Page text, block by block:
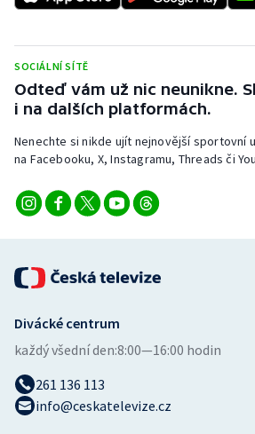
Volejbal
SOCIÁLNÍ SÍTĚ
Odteď vám už nic neunikne.
i na dalších platformách.
Nenechte si nikde ujít nejnovější sportovní
na Facebooku, X, Instagramu, Threads či
Divácké centrum
každý všední den:8:00—16:00 hodin
261 136 113
info@ceskatelevize.cz